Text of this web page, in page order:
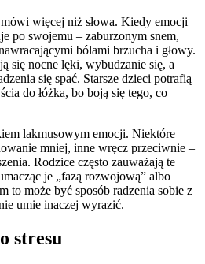
więcej niż słowa. Kiedy emocji
po swojemu – zaburzonym snem,
bólami brzucha i głowy.
się nocne lęki, wybudzanie się, a
się spać. Starsze dzieci potrafią
do łóżka, bo boją się tego, co
lakmusowym emocji. Niektóre
mniej, inne wręcz przeciwnie –
Rodzice często zauważają te
je „fazą rozwojową” albo
to może być sposób radzenia sobie z
umie inaczej wyrazić.
stresu